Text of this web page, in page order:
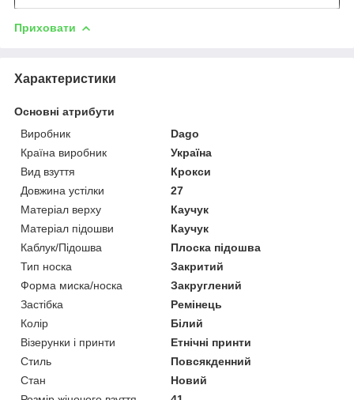
Приховати
Характеристики
Основні атрибути
Виробник
Dago
Країна виробник
Україна
Вид взуття
Крокси
Довжина устілки
27
Матеріал верху
Каучук
Матеріал підошви
Каучук
Каблук/Підошва
Плоска підошва
Тип носка
Закритий
Форма миска/носка
Закруглений
Застібка
Ремінець
Колір
Білий
Візерунки і принти
Етнічні принти
Стиль
Повсякденний
Стан
Новий